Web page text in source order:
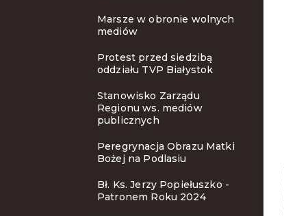
Marsze w obronie wolnych
mediów
Protest przed siedzibą
oddziału TVP Białystok
Stanowisko Zarządu
Regionu ws. mediów
publicznych
Peregrynacja Obrazu Matki
Bożej na Podlasiu
Bł. Ks. Jerzy Popiełuszko -
Patronem Roku 2024